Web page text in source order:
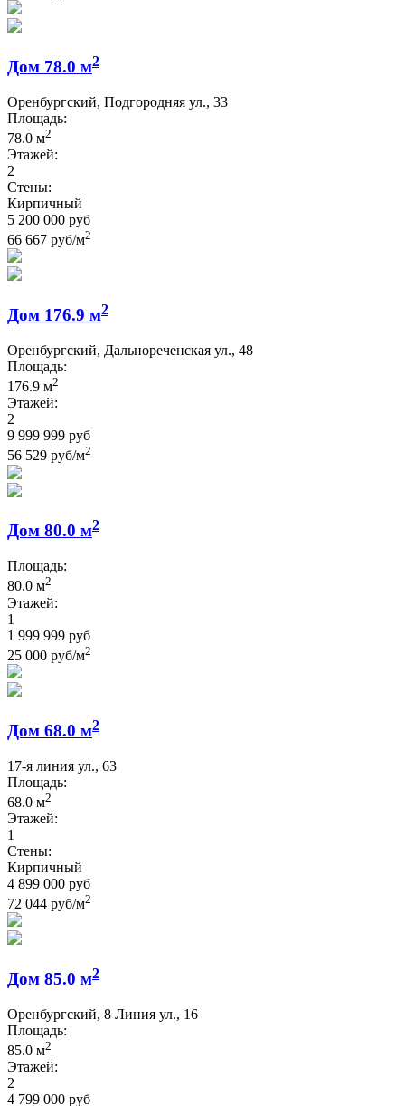
Дом 78.0 м2
Оренбургский, Подгородняя ул., 33
Площадь:
78.0 м2
Этажей:
2
Стены:
Кирпичный
5 200 000 руб
66 667 руб/м2
Дом 176.9 м2
Оренбургский, Дальнореченская ул., 48
Площадь:
176.9 м2
Этажей:
2
9 999 999 руб
56 529 руб/м2
Дом 80.0 м2
Площадь:
80.0 м2
Этажей:
1
1 999 999 руб
25 000 руб/м2
Дом 68.0 м2
17-я линия ул., 63
Площадь:
68.0 м2
Этажей:
1
Стены:
Кирпичный
4 899 000 руб
72 044 руб/м2
Дом 85.0 м2
Оренбургский, 8 Линия ул., 16
Площадь:
85.0 м2
Этажей:
2
4 799 000 руб